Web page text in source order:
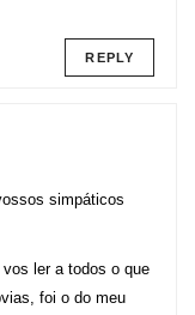
REPLY
simpáticos
ler a todos o que
foi o do meu